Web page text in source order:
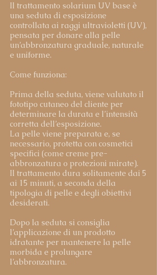
Il trattamento solarium UV base è
una seduta di esposizione
controllata ai raggi ultravioletti (UV),
pensata per donare alla pelle
un’abbronzatura graduale, naturale
e uniforme.
Come funziona:
Prima della seduta, viene valutato il
fototipo cutaneo del cliente per
determinare la durata e l’intensità
corretta dell’esposizione.
La pelle viene preparata e, se
necessario, protetta con cosmetici
specifici (come creme pre-
abbronzatura o protezioni mirate).
Il trattamento dura solitamente dai 5
ai 15 minuti, a seconda della
tipologia di pelle e degli obiettivi
desiderati.
Dopo la seduta si consiglia
l’applicazione di un prodotto
idratante per mantenere la pelle
morbida e prolungare
l’abbronzatura.